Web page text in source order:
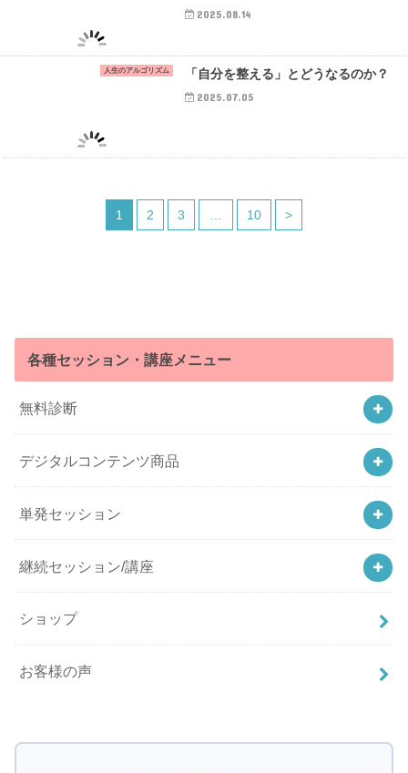
2025.08.14
人生のアルゴリズム 「自分を整える」とどうなるのか？
2025.07.05
1 2 3 10 >
各種セッション・講座メニュー
無料診断
デジタルコンテンツ商品
単発セッション
継続セッション/講座
ショップ
お客様の声